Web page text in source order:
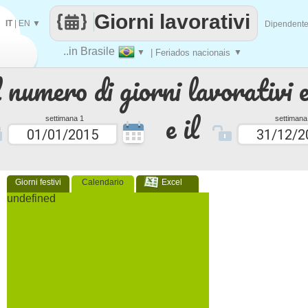
di giorni lavorativi
settimana 1 e il
Giorni festivi Calendario Excel
undefined
..in Brasile ▼ | Feriados nacionais ▼
Giorni lavorativi
IT|EN ▼